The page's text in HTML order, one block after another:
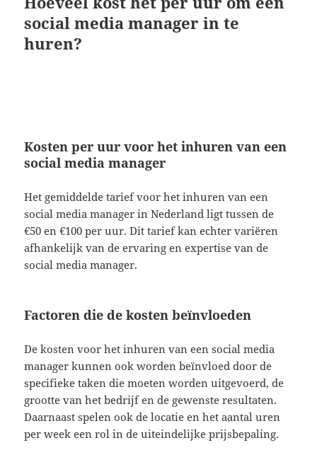
social media manager in te
huren?
Kosten per uur voor het inhuren van een
social media manager
Het gemiddelde tarief voor het inhuren van een
social media manager in Nederland ligt tussen de
€50 en €100 per uur. Dit tarief kan echter variëren
afhankelijk van de ervaring en expertise van de
social media manager.
Factoren die de kosten beïnvloeden
De kosten voor het inhuren van een social media
manager kunnen ook worden beïnvloed door de
specifieke taken die moeten worden uitgevoerd, de
grootte van het bedrijf en de gewenste resultaten.
Daarnaast spelen ook de locatie en het aantal uren
per week een rol in de uiteindelijke prijsbepaling.